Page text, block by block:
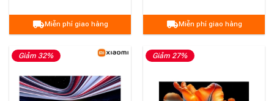
Miễn phí giao hàng Miễn phí giao hàng
Giảm 32% Giảm 27%